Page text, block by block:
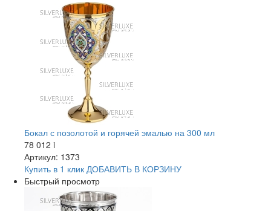
Бокал с позолотой и горячей эмалью на 300 мл
78 012 i
Артикул: 1373
Купить в 1 клик ДОБАВИТЬ В КОРЗИНУ
Быстрый просмотр